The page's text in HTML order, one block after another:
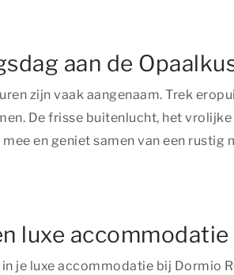
aan de
zijn vaak aangenaam. Trek
De frisse buitenlucht, het vrolijke
en geniet samen van een rustig
luxe accommodatie
je luxe accommodatie bij Dormio